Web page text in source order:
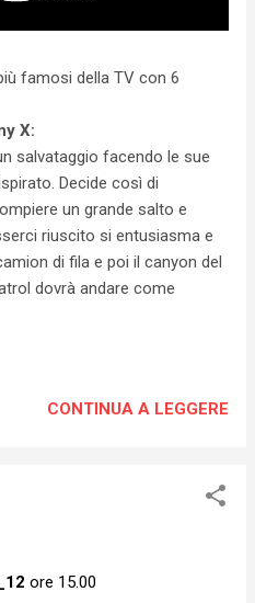
famosi della TV con 6
X:
salvataggio facendo le sue
Decide così di
un grande salto e
riuscito si entusiasma e
di fila e poi il canyon del
dovrà andare come
CONTINUA A LEGGERE
ore 15.00